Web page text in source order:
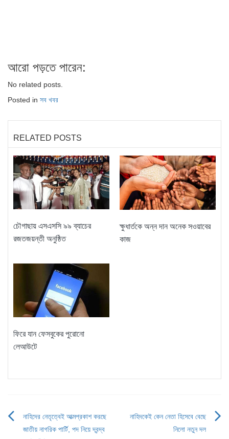
আরো পড়তে পারেন:
No related posts.
Posted in সব খবর
RELATED POSTS
চৌগাছায় এসএসসি ৯৯ ব্যাচের
রজতজয়ন্তী অনুষ্ঠিত
ক্ষুধার্তকে অন্ন দান অনেক সওয়াবের
কাজ
ফিরে যান ফেসবুকের পুরোনো
লেআউটে
Post
নাহিদের নেতৃত্বেই আত্মপ্রকাশ করছে
জাতীয় নাগরিক পার্টি, পদ নিয়ে দ্বন্দ্ব
নাহিদকেই কেন নেতা হিসেবে বেছে
নিলো নতুন দল